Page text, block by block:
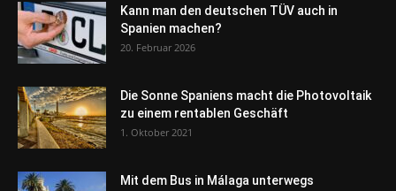
Kann man den deutschen TÜV auch in
Spanien machen?
20. Februar 2026
Die Sonne Spaniens macht die Photovoltaik
zu einem rentablen Geschäft
1. Oktober 2021
Mit dem Bus in Málaga unterwegs